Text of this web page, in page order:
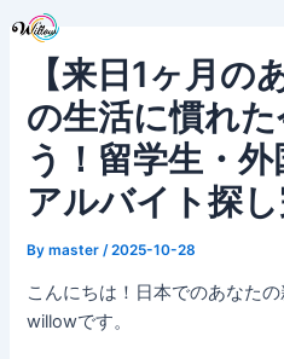
【来日1ヶ月の
の生活に慣れ
う！留学生・
アルバイト探
Bymaster /2025-10-28
こんにちは！日本でのあなた
willowです。
Post
navigation